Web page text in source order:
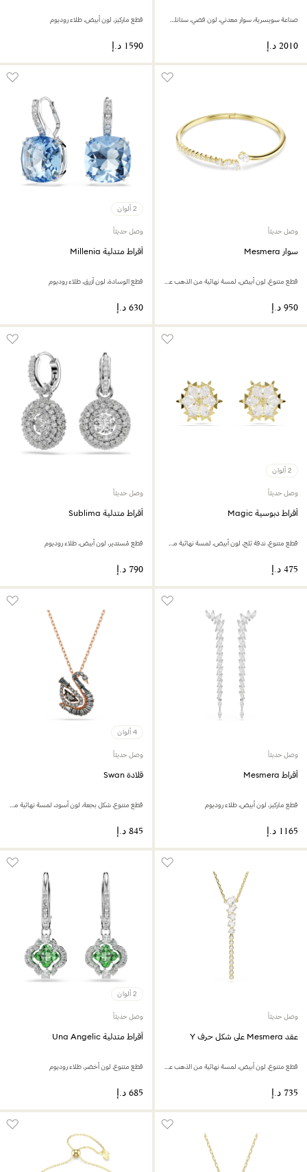
صناعة سويسرية، سوار معدني، لون فضي، ستانلس ستيل قطع ماركيز، لون أبيض، طلاء روديوم
وصل حديثاً
سوار Mesmera
قطع متنوع، لون أبيض، لمسة نهائية من الذهب عيار 18 قيراط
2 ألوان
وصل حديثاً
أقراط متدلية Millenia
قطع الوسادة، لون أزرق، طلاء روديوم
2 ألوان
وصل حديثاً
أقراط دبوسية Magic
قطع متنوع، ندفة ثلج، لون أبيض، لمسة نهائية من الذهب عيار 18 قيراط
وصل حديثاً
أقراط متدلية Sublima
قطع مُستدير، لون أبيض، طلاء روديوم
وصل حديثاً
أقراط Mesmera
قطع ماركيز، لون أبيض، طلاء روديوم
4 ألوان
وصل حديثاً
قلادة Swan
قطع متنوع، شكل بجعة، لون أسود، لمسة نهائية من الذهب الوردي عيار 18 قيراط
وصل حديثاً
عقد Mesmera على شكل حرف Y
قطع متنوع، لون أبيض، لمسة نهائية من الذهب عيار 18 قيراط
2 ألوان
وصل حديثاً
أقراط متدلية Una Angelic
قطع متنوع، لون أخضر، طلاء روديوم